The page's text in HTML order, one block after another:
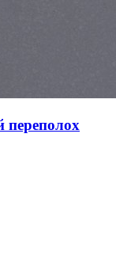
переполох